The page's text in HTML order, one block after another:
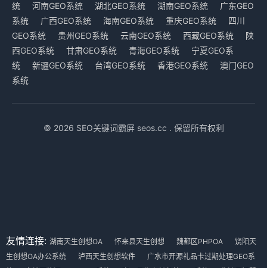
统
河南GEO系统 湖北GEO系统 湖南GEO系统
广东GEO
系统
广西GEO系统 海南GEO系统 重庆GEO系统
四川
GEO系统
贵州GEO系统 云南GEO系统 西藏GEO系统
陕
西GEO系统
甘肃GEO系统 青海GEO系统
宁夏GEO系
统
新疆GEO系统 台湾GEO系统 香港GEO系统
澳门GEO
系统
© 2026 SEO关键词霸屏 seos.cc . 保留所有权利
友情连接: 湖南天生创想OA 怀来县天生创想 魏都区PHPOA
饶阳天
生创想OA办公系统
泸西天生创想软件
广水市开源礼品卡过期处理GEO系